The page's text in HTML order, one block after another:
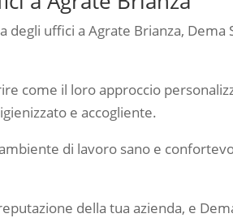
uffici a Agrate Brianza, Dema
come il loro approccio
e accogliente.
di lavoro sano e
della tua azienda, e